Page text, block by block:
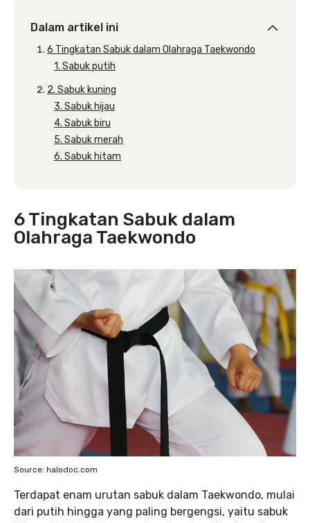
Dalam artikel ini
6 Tingkatan Sabuk dalam Olahraga Taekwondo
1. Sabuk putih
2. Sabuk kuning
3. Sabuk hijau
4. Sabuk biru
5. Sabuk merah
6. Sabuk hitam
6 Tingkatan Sabuk dalam
Olahraga Taekwondo
Source: halodoc.com
Terdapat enam urutan sabuk dalam Taekwondo, mulai
dari putih hingga yang paling bergengsi, yaitu sabuk